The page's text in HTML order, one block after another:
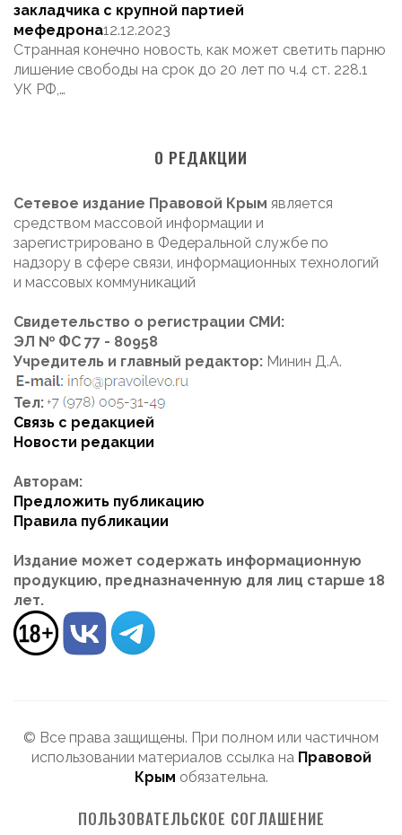
закладчика с крупной партией
мефедрона12.12.2023
Странная конечно новость, как может светить парню
лишение свободы на срок до 20 лет по ч.4 ст. 228.1
УК РФ,…
О РЕДАКЦИИ
Сетевое издание Правовой Крым является
средством массовой информации и
зарегистрировано в Федеральной службе по
надзору в сфере связи, информационных технологий
и массовых коммуникаций
Свидетельство о регистрации СМИ:
ЭЛ № ФС 77 - 80958
Учредитель и главный редактор: Минин Д.А.
Тел:
Связь с редакцией
Новости редакции
Авторам:
Предложить публикацию
Правила публикации
Издание может содержать информационную
продукцию, предназначенную для лиц старше 18
лет.
© Все права защищены. При полном или частичном
использовании материалов ссылка на Правовой
Крым обязательна.
ПОЛЬЗОВАТЕЛЬСКОЕ СОГЛАШЕНИЕ